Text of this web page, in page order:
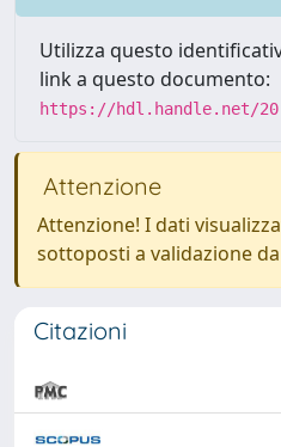
Utilizza questo
link a questo documento:
https://hdl.handle.net/
Attenzione
Attenzione! I dati
sottoposti a validazione
Citazioni